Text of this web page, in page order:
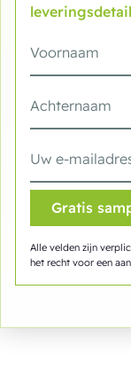
Alle velden zijn
het recht voor een